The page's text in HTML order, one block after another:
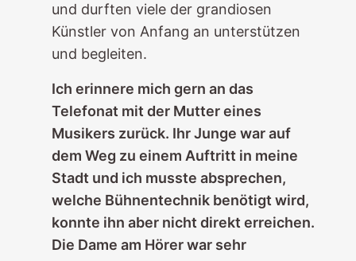
und durften viele der grandiosen
Künstler von Anfang an unterstützen
und begleiten.
Ich erinnere mich gern an das
Telefonat mit der Mutter eines
Musikers zurück. Ihr Junge war auf
dem Weg zu einem Auftritt in meine
Stadt und ich musste absprechen,
welche Bühnentechnik benötigt wird,
konnte ihn aber nicht direkt erreichen.
Die Dame am Hörer war sehr